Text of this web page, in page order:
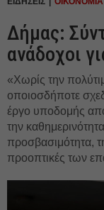
Δήμας:
ανάδοχοι
«Χωρίς την
οποιοσδήποτε
έργο υποδομής
την
προσβασιμότητα,
προοπτικές των